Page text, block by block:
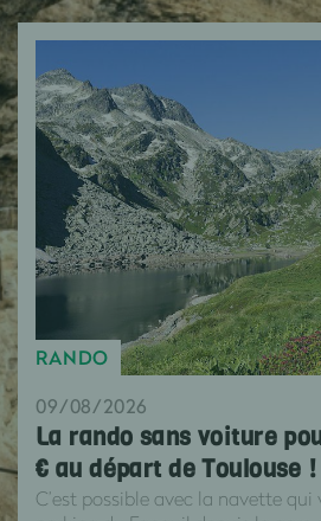
RANDO
09/08/2026
La rando sans voiture
€ au départ de Toulouse !
C’est possible avec la navette qui